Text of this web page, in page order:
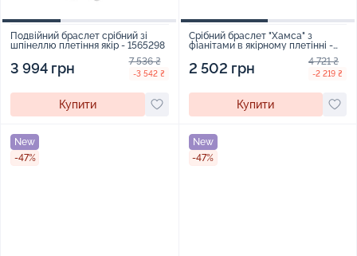
Подвійний браслет срібний зі
шпінеллю плетіння якір - 1565298
3 994 грн 7 536 ₴
-3 542 ₴
Купити
Срібний браслет "Хамса" з
фіанітами в якірному плетінні -
2 502 грн 4 721 ₴
-2 219 ₴
Купити
New
-47%
New
-47%